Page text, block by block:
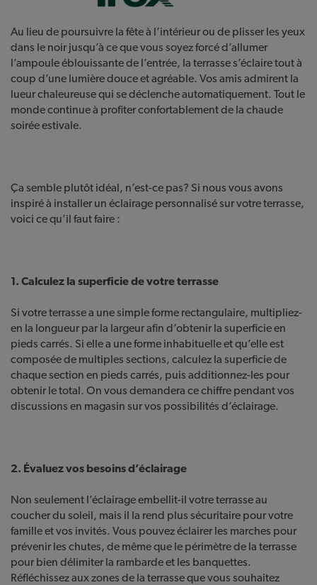
Au lieu de poursuivre la fête à l’intérieur ou de plisser les yeux
dans le noir jusqu’à ce que vous soyez forcé d’allumer
l’ampoule éblouissante de l’entrée, la terrasse s’éclaire tout à
coup d’une lumière douce et agréable. Vos amis admirent la
lueur chaleureuse qui se déclenche automatiquement. Tout le
monde continue à profiter confortablement de la chaude
soirée estivale.
Ça semble plutôt idéal, n’est-ce pas? Si nous vous avons
inspiré à installer un éclairage personnalisé sur votre terrasse,
voici ce qu’il faut faire :
1. Calculez la superficie de votre terrasse
Si votre terrasse a une simple forme rectangulaire, multipliez-
en la longueur par la largeur afin d’obtenir la superficie en
pieds carrés. Si elle a une forme inhabituelle et qu’elle est
composée de multiples sections, calculez la superficie de
chaque section en pieds carrés, puis additionnez-les pour
obtenir le total. On vous demandera ce chiffre pendant vos
discussions en magasin sur vos possibilités d’éclairage.
2. Évaluez vos besoins d’éclairage
Non seulement l’éclairage embellit-il votre terrasse au
coucher du soleil, mais il la rend plus sécuritaire pour votre
famille et vos invités. Vous pouvez éclairer les marches pour
prévenir les chutes, de même que le périmètre de la terrasse
pour bien délimiter la rambarde et les banquettes.
Réfléchissez aux zones de la terrasse que vous souhaitez